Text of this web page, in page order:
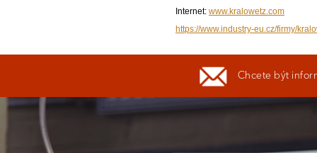
Internet: www.kralowetz.com
https://www.industry-eu.cz/firmy/
Chcete být